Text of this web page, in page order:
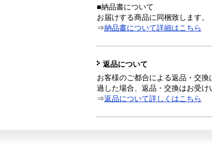
■納品書について
お届けする商品に同梱致します。
⇒納品書について詳細はこちら
返品について
お客様のご都合による返品・交
過した場合、返品・交換はお受け
⇒返品について詳しくはこちら